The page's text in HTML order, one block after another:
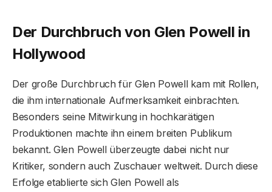
Der Durchbruch von Glen Powell in
Hollywood
Der große Durchbruch für Glen Powell kam mit Rollen,
die ihm internationale Aufmerksamkeit einbrachten.
Besonders seine Mitwirkung in hochkarätigen
Produktionen machte ihn einem breiten Publikum
bekannt. Glen Powell überzeugte dabei nicht nur
Kritiker, sondern auch Zuschauer weltweit. Durch diese
Erfolge etablierte sich Glen Powell als